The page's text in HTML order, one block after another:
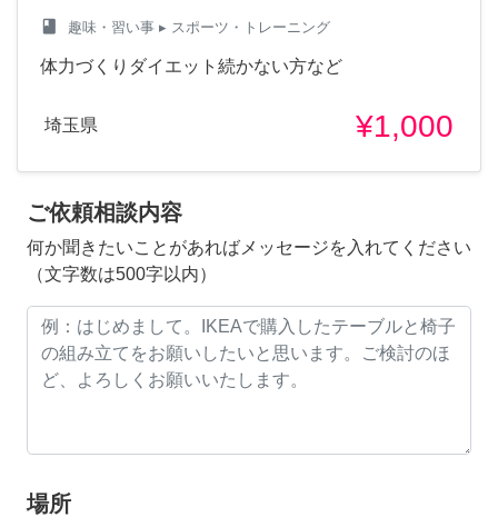
class 趣味・習い事 ▸ スポーツ・トレーニング
体力づくりダイエット続かない方など
埼玉県 ¥1,000
ご依頼相談内容
何か聞きたいことがあればメッセージを入れてください
（文字数は500字以内）
場所